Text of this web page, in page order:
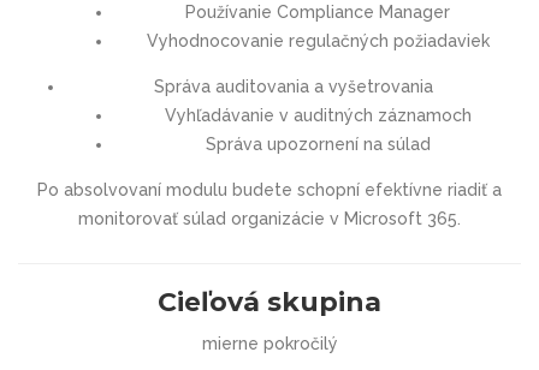
Používanie Compliance Manager
Vyhodnocovanie regulačných požiadaviek
Správa auditovania a vyšetrovania
Vyhľadávanie v auditných záznamoch
Správa upozornení na súlad
Po absolvovaní modulu budete schopní efektívne riadiť a
monitorovať súlad organizácie v Microsoft 365.
Cieľová skupina
mierne pokročilý